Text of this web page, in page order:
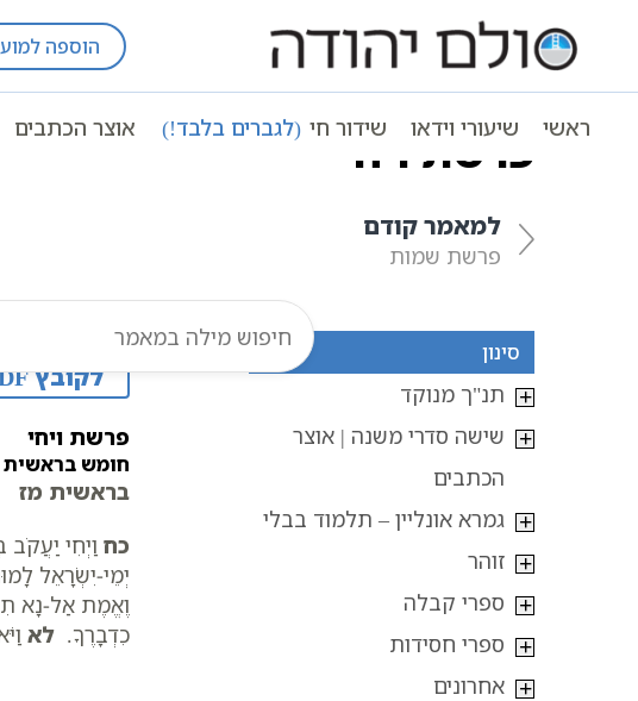
הוספה
ראשי שיעורי וידאו שידור חי (לגברים בלבד!) אוצר הכתבים
עמוד ראשי אוצר הכתבים חומש בראשית
פרשת ויחי
למאמר קודם
פרשת שמות
לקובץ PDF
פרשת ויחי
חומש בראשית
בראשית מז
כח וַיְחִי
יְמֵי-יִשְׂרָאֵל
וֶאֱמֶת אַל-נָא
כִדְבָרֶךָ. לא
סינון
תנ"ך מנוקד
שישה סדרי משנה | אוצר
הכתבים
גמרא אונליין – תלמוד בבלי
זוהר
ספרי קבלה
ספרי חסידות
אחרונים